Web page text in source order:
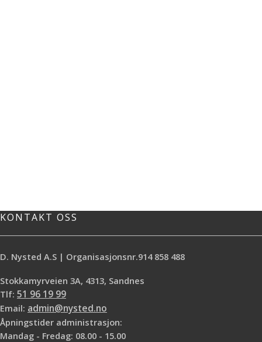
KONTAKT OSS
D. Nysted A.S | Organisasjonsnr.914 858 488
Stokkamyrveien 3A, 4313, Sandnes
Tlf: 51 96 19 99
Email: admin@nysted.no
Åpningstider administrasjon:
Mandag - Fredag: 08.00 - 15.00